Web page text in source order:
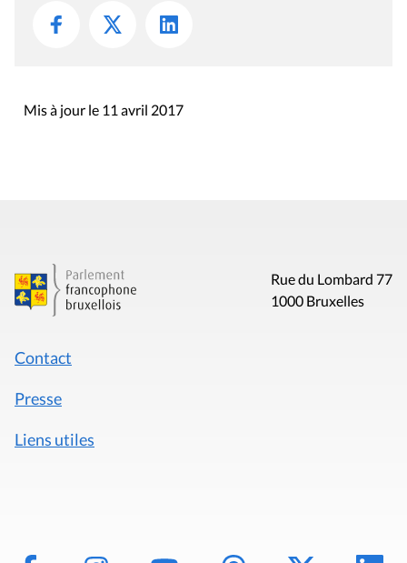
Mis à jour le 11 avril 2017
Rue du Lombard 77
1000 Bruxelles
Contact
Presse
Liens utiles